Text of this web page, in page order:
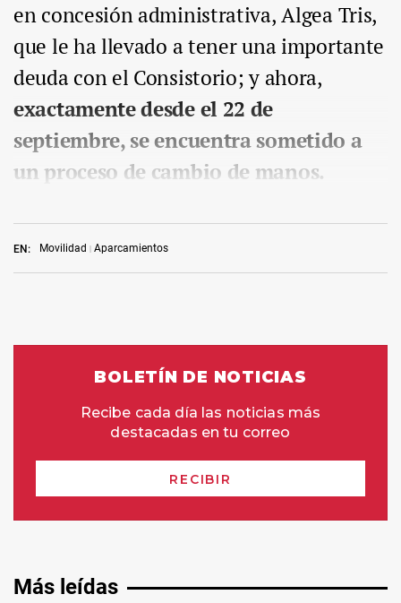
EN: Movilidad Aparcamientos
en concesión administrativa, Algea Tris,
que le ha llevado a tener una importante
deuda con el Consistorio; y ahora,
exactamente desde el 22 de
septiembre, se encuentra sometido a
un proceso de cambio de manos.
Más leídas